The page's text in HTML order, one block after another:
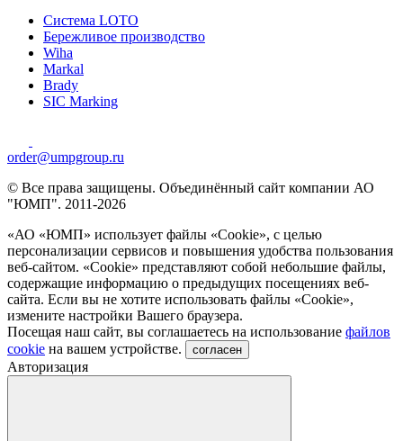
Система LOTO
Бережливое производство
Wiha
Markal
Brady
SIC Marking
order@umpgroup.ru
© Все права защищены. Объединённый сайт компании АО
"ЮМП". 2011-2026
«АО «ЮМП» использует файлы «Сookie», с целью
персонализации сервисов и повышения удобства пользования
веб-сайтом. «Cookie» представляют собой небольшие файлы,
содержащие информацию о предыдущих посещениях веб-
сайта. Если вы не хотите использовать файлы «Сookie»,
измените настройки Вашего браузера.
Посещая наш сайт, вы соглашаетесь на использование файлов
cookie на вашем устройстве. согласен
Авторизация